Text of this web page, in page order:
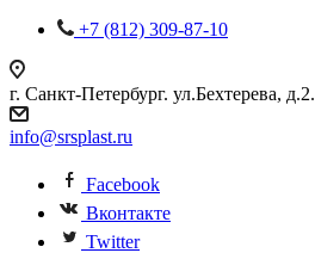
+7 (812) 309-87-10
г. Санкт-Петербург. ул.Бехтерева, д.2.
info@srsplast.ru
Facebook
Вконтакте
Twitter